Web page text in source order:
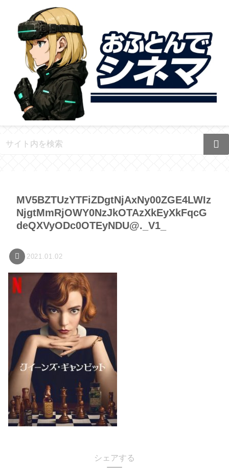
MV5BZTUzYTFiZDgtNjAxNy00ZGE4LWIz
NjgtMmRjOWY0NzJkOTAzXkEyXkFqcG
deQXVyODc0OTEyNDU@._V1_
2021.01.02
シェアする